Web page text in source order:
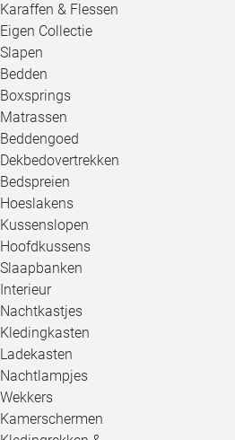
Karaffen & Flessen
Eigen Collectie
Slapen
Bedden
Boxsprings
Matrassen
Beddengoed
Dekbedovertrekken
Bedspreien
Hoeslakens
Kussenslopen
Hoofdkussens
Slaapbanken
Interieur
Nachtkastjes
Kledingkasten
Ladekasten
Nachtlampjes
Wekkers
Kamerschermen